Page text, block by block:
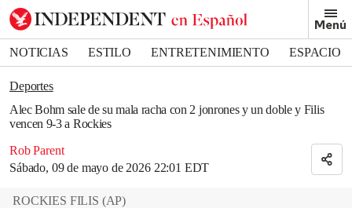
Menú
NOTICIAS ESTILO ENTRETENIMIENTO
ESPACIO
DEPORTES
Deportes
Alec Bohm sale de su mala racha con 2 jonrones y un doble y Filis
vencen 9-3 a Rockies
Rob Parent
Sábado, 09 de mayo de 2026 22:01 EDT
Bookmark popover
Removed from bookmarks
Close popover
ROCKIES FILIS (AP)